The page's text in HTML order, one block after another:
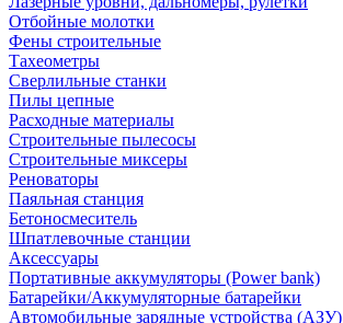
Отбойные молотки
Фены строительные
Тахеометры
Сверлильные станки
Пилы цепные
Расходные материалы
Строительные пылесосы
Строительные миксеры
Реноваторы
Паяльная станция
Бетоносмеситель
Шпатлевочные станции
Аксессуары
Портативные аккумуляторы (Power bank)
Батарейки/Аккумуляторные батарейки
Автомобильные зарядные устройства (АЗУ)